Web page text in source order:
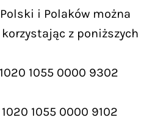
i Polaków można
z poniższych
1055 0000 9302
1055 0000 9102